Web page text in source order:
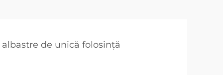
de unică folosință